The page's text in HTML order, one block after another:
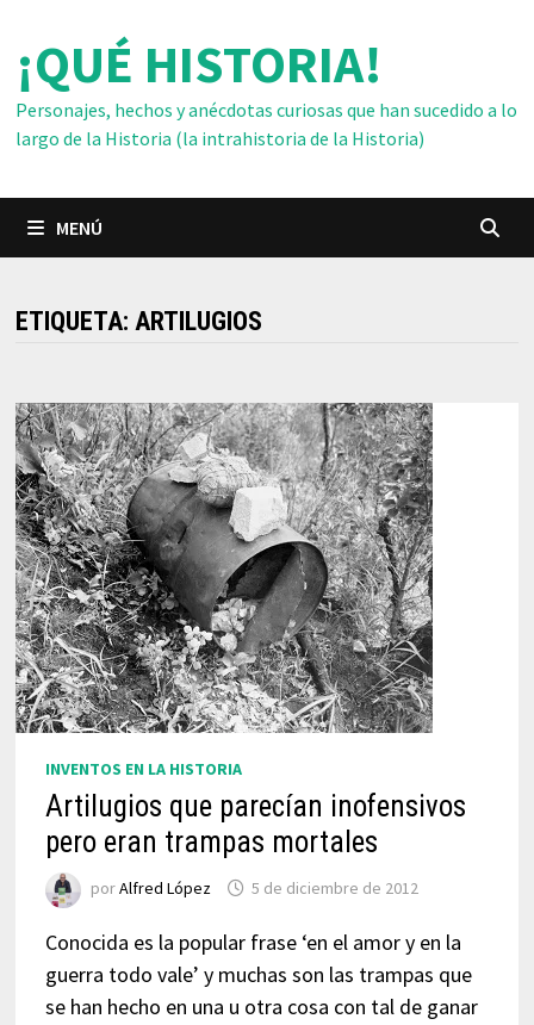
contenido
¡QUÉ HISTORIA!
Personajes, hechos y anécdotas curiosas que han sucedido a lo
largo de la Historia (la intrahistoria de la Historia)
MENÚ
ETIQUETA: ARTILUGIOS
INVENTOS EN LA HISTORIA
Artilugios que parecían inofensivos
pero eran trampas mortales
porAlfred López 5 de diciembre de 2012
Conocida es la popular frase ‘en el amor y en la
guerra todo vale’ y muchas son las trampas que
se han hecho en una u otra cosa con tal de ganar